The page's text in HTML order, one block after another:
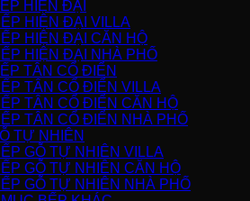
HIỆN ĐẠI
HIỆN ĐẠI VILLA
HIỆN ĐẠI CĂN HỘ
HIỆN ĐẠI NHÀ PHỐ
TÂN CỔ ĐIỂN
TÂN CỔ ĐIỂN VILLA
TÂN CỔ ĐIỂN CĂN HỘ
TÂN CỔ ĐIỂN NHÀ PHỐ
TỰ NHIÊN
GỖ TỰ NHIÊN VILLA
GỖ TỰ NHIÊN CĂN HỘ
GỖ TỰ NHIÊN NHÀ PHỐ